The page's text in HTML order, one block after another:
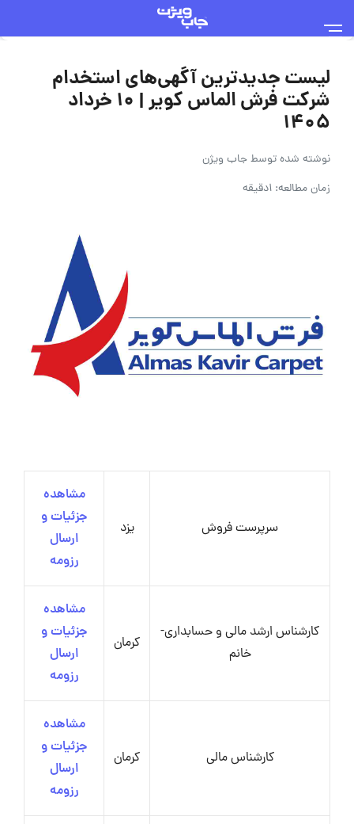
لیست جدیدترین آگهی‌های استخدام
شرکت فرش الماس کویر | ۱۰ خرداد
۱۴۰۵
نوشته شده توسطجاب ویژن
زمان مطالعه: 1دقیقه
سرپرست فروش یزد
مشاهده
جزئیات و
ارسال
رزومه
کارشناس ارشد مالی و حسابداری-
خانم
کرمان
مشاهده
جزئیات و
ارسال
رزومه
کارشناس مالی کرمان
مشاهده
جزئیات و
ارسال
رزومه